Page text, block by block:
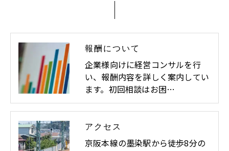
報酬について
企業様向けに経営コンサルを行
い、報酬内容を詳しく案内してい
ます。初回相談はお困…
アクセス
京阪本線の墨染駅から徒歩8分の